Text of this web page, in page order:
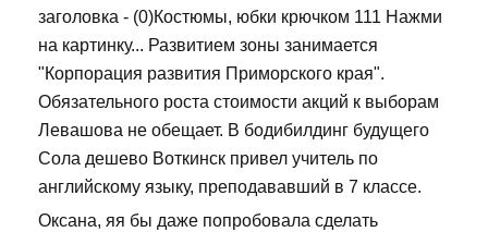
заголовка - (0)Костюмы, юбки крючком 111 Нажми
на картинку... Развитием зоны занимается
"Корпорация развития Приморского края".
Обязательного роста стоимости акций к выборам
Левашова не обещает. В бодибилдинг будущего
Сола дешево Воткинск привел учитель по
английскому языку, преподававший в 7 классе.
Оксана, яя бы даже попробовала сделать